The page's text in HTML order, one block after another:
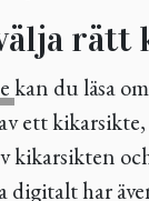
rätt
kan du läsa
ett
kikarsikten
digitalt har